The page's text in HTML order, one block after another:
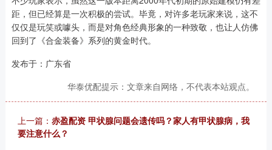
距，但已经算是一次积极的尝试。毕竟，对许多老玩家来说，这不
仅仅是玩笑或噱头，而是对角色经典形象的一种致敬，也让人仿佛
回到了《合金装备》系列的黄金时代。
发布于：广东省
华泰优配提示：文章来自网络，不代表本站观点。
上一篇： 赤盈配资 甲状腺问题会遗传吗？家人有甲状腺病，我
要注意什么？